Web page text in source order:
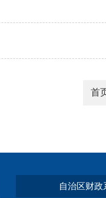
首
自治区财政